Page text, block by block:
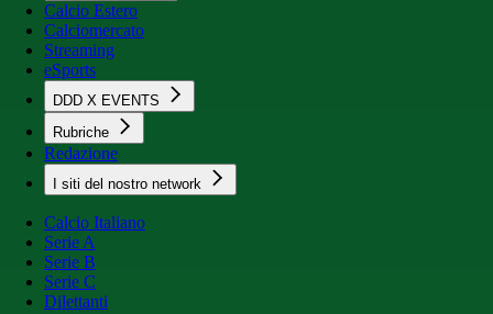
Calcio Estero
Calciomercato
Streaming
eSports
DDD X EVENTS
Rubriche
Redazione
I siti del nostro network
Calcio Italiano
Serie A
Serie B
Serie C
Dilettanti